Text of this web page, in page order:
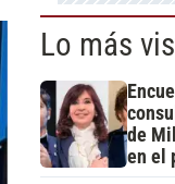
Lo más
de
en el